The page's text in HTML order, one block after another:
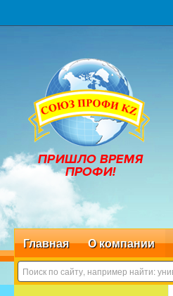
Главная О компании